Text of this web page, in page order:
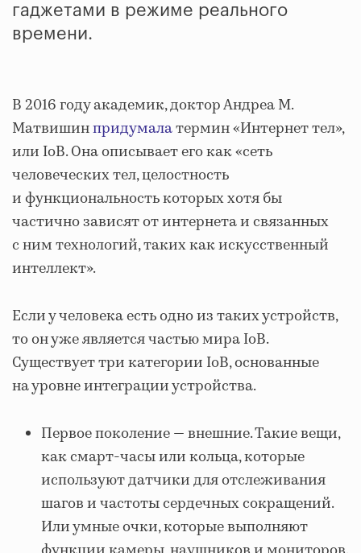
гаджетами в режиме реального
времени.
В 2016 году академик, доктор Андреа М.
Матвишинпридумалатермин «Интернет тел»,
или IoB. Она описывает его как «сеть
человеческих тел, целостность
и функциональность которых хотя бы
частично зависят от интернета и связанных
с ним технологий, таких как искусственный
интеллект».
Если у человека есть одно из таких устройств,
то он уже является частью мира IoB.
Существует три категории IoB, основанные
на уровне интеграции устройства.
Первое поколение — внешние. Такие вещи,
как смарт-часы или кольца, которые
используют датчики для отслеживания
шагов и частоты сердечных сокращений.
Или умные очки, которые выполняют